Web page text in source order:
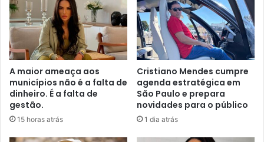
A maior ameaça aos
municípios não é a falta de
dinheiro. É a falta de
gestão.
15 horas atrás
Cristiano Mendes cumpre
agenda estratégica em
São Paulo e prepara
novidades para o público
1 dia atrás